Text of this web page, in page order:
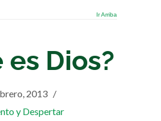
Ir Arriba
es Dios?
2013 /
y Despertar